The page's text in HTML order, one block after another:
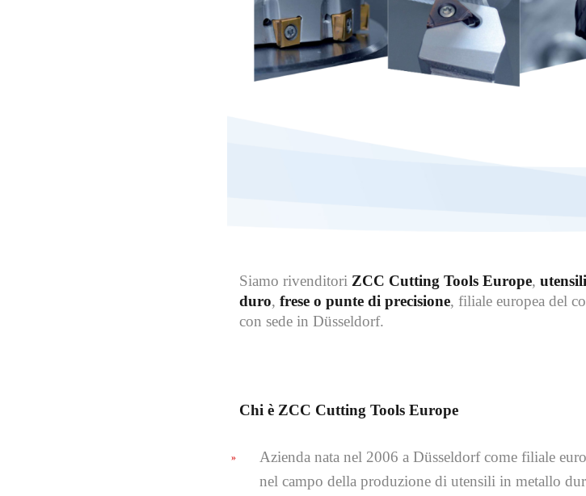
Siamo rivenditori ZCC Cutting Tools Europe,
duro,frese o punte di precisione, filiale europea del
con sede in Düsseldorf.
Chi è ZCC Cutting Tools Europe
Azienda nata nel 2006 a Düsseldorf come filiale
nel campo della produzione di utensili in metallo